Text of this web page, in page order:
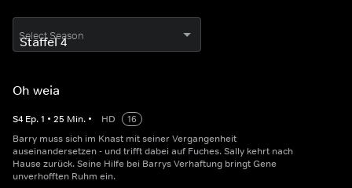
Select Season
Oh weia
S4 Ep.1 • 25 Min. • HD
16
Barry muss sich im Knast mit seiner Vergangenheit
auseinandersetzen - und trifft dabei auf Fuches. Sally kehrt nach
Hause zurück. Seine Hilfe bei Barrys Verhaftung bringt Gene
unverhofften Ruhm ein.